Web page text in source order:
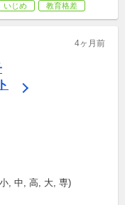
いじめ 教育格差
4ヶ月前
, 中, 高, 大, 専)